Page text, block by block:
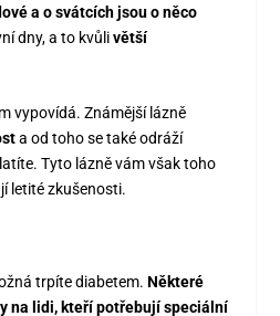
a o svátcích jsou o něco
dny, a to kvůlivětší
vypovídá. Známější lázně
a od toho se také odráží
Tyto lázně vám však toho
letité zkušenosti.
trpíte diabetem.Některé
na lidi, kteří potřebují speciální